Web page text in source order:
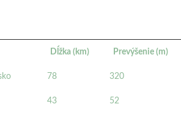
Dĺžka (km) Prevýšenie (m)
78 320
43 52